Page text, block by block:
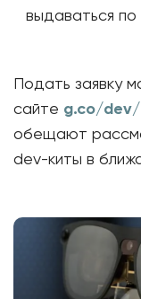
выдаваться по
Подать заявку
сайте g.co/
обещают
dev-киты в